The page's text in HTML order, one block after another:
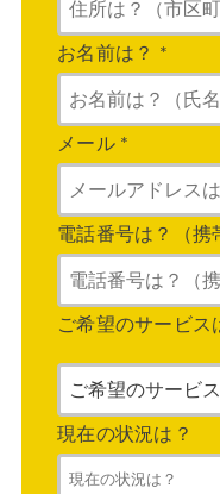
お名前は？ *
メール *
電話番号は？（携
ご希望のサービス
現在の状況は？